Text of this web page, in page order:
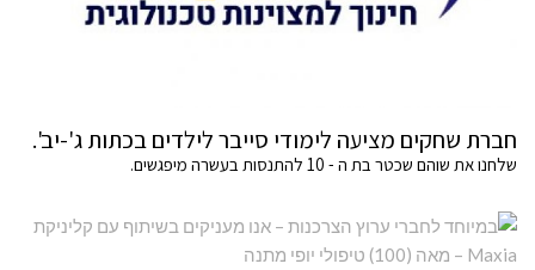
חברת שחקים מציעה לימודי סייבר לילדים בכתות ג'-יב'.
שלחנו את שוהם שכטר בת ה - 10 להתנסות בעשרה מיפגשים.